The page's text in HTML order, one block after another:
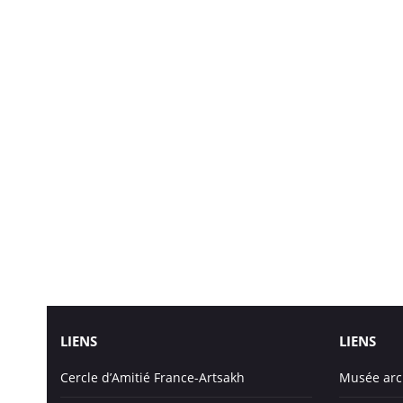
LIENS
Cercle d’Amitié France-Artsakh
LIENS
Musée